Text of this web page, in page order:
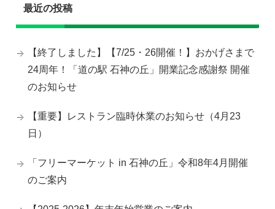
最近の投稿
【終了しました】【7/25・26開催！】おかげさまで
24周年！「道の駅 石神の丘」開業記念感謝祭 開催
のお知らせ
【重要】レストラン臨時休業のお知らせ（4月23
日）
「フリーマーケット in 石神の丘」令和8年4月開催
のご案内